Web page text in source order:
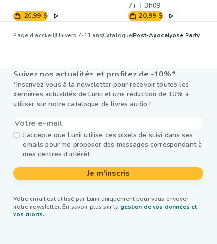
20,99 $
7+
3h09
20,99 $
Page d'accueilUnivers 7-11 ansCataloguePost-Apocalypse Party
Suivez nos actualités et profitez de -10%*
*Inscrivez-vous à la newsletter pour recevoir toutes les
dernières actualités de Lunii et une réduction de 10% à
utiliser sur notre catalogue de livres audio !
J’accepte que Lunii utilise des pixels de suivi dans ses
emails pour me proposer des messages correspondant à
mes centres d'intérêt
Je m'inscris
Votre email est utilisé par Lunii uniquement pour vous envoyer
notre newsletter. En savoir plus sur la gestion de vos données et
vos droits.